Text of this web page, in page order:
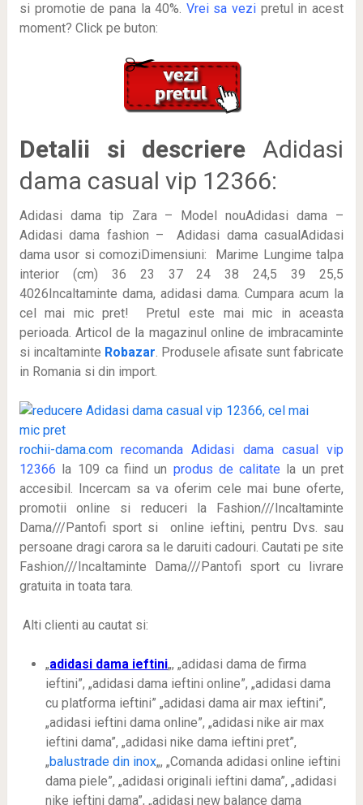
si promotie de pana la 40%. Vrei sa vezi pretul in acest
moment? Click pe buton:
Detalii si descriere Adidasi
dama casual vip 12366:
Adidasi dama tip Zara – Model nouAdidasi dama –
Adidasi dama fashion – Adidasi dama casualAdidasi
dama usor si comoziDimensiuni: Marime Lungime talpa
interior (cm) 36 23 37 24 38 24,5 39 25,5
4026Incaltaminte dama, adidasi dama. Cumpara acum la
cel mai mic pret! Pretul este mai mic in aceasta
perioada. Articol de la magazinul online de imbracaminte
si incaltaminte Robazar. Produsele afisate sunt fabricate
in Romania si din import.
rochii-dama.comrecomanda Adidasi dama casual vip
12366 la 109 ca fiind un produs de calitate la un pret
accesibil. Incercam sa va oferim cele mai bune oferte,
promotii online si reduceri la Fashion///Incaltaminte
Dama///Pantofi sport si online ieftini, pentru Dvs. sau
persoane dragi carora sa le daruiti cadouri. Cautati pe site
Fashion///Incaltaminte Dama///Pantofi sport cu livrare
gratuita in toata tara.
Alti clienti au cautat si:
„adidasi dama ieftini„, „adidasi dama de firma
ieftini”, „adidasi dama ieftini online”, „adidasi dama
cu platforma ieftini” „adidasi dama air max ieftini”,
„adidasi ieftini dama online”, „adidasi nike air max
ieftini dama”, „adidasi nike dama ieftini pret”,
„balustrade din inox„, „Comanda adidasi online ieftini
dama piele”, „adidasi originali ieftini dama”, „adidasi
nike ieftini dama”, „adidasi new balance dama